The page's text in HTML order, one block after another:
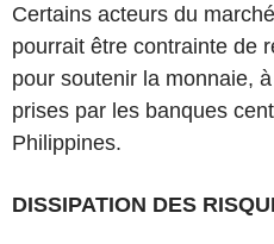
Certains acteurs du
pourrait être contrainte de
pour soutenir la monnaie,
prises par les banques
Philippines.
DISSIPATION DES